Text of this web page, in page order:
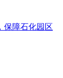
保障石化园区